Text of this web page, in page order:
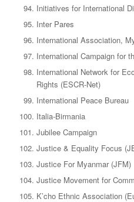
Initiatives for International
Inter Pares
International Association,
International Campaign for
International Network for
Rights (ESCR-Net)
International Peace Bureau
Italia-Birmania
Jubilee Campaign
Justice & Equality Focus
Justice For Myanmar (JFM)
Justice Movement for
K’cho Ethnic Association